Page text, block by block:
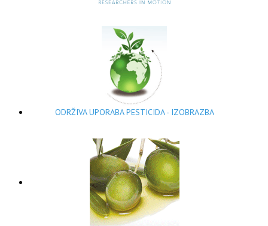
ODRŽIVA UPORABA PESTICIDA - IZOBRAZBA